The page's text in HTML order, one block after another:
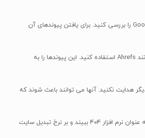
کنسول جستجوی Google را بررسی کنید. برای یافتن پیوندهای آن
می توانید از ابزاری مانند Ahrefs استفاده کنید. این پیوندها را به
هدایت نکنید. آنها می توانند باعث شوند که
صفحه اصلی شما را به عنوان نرم افزار ۴۰۴ ببیند و بر نرخ تبدیل سایت